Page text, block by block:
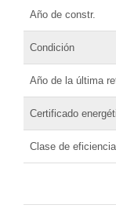
Año de constr.
Condición
Año de la última
Certificado
Clase de